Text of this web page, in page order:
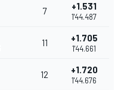
7 +1.531
1'44.487
11 +1.705
1'44.661
12 +1.720
1'44.676